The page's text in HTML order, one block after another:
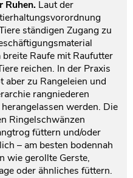
Ruhen. Laut der
ständigen Zugang zu
breite Raufe mit Raufutter
reichen. In der Praxis
zu Rangeleien und
rangniederen
werden. Die
Ringelschwänzen
füttern und/oder
– am besten bodennah
wie gerollte Gerste,
oder ähnliches füttern.